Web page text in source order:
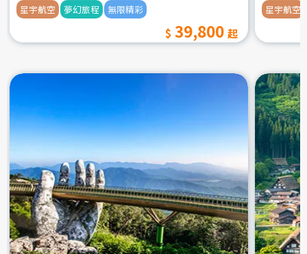
星宇航空 夢幻旅程 無限精彩
39,800
星宇航空